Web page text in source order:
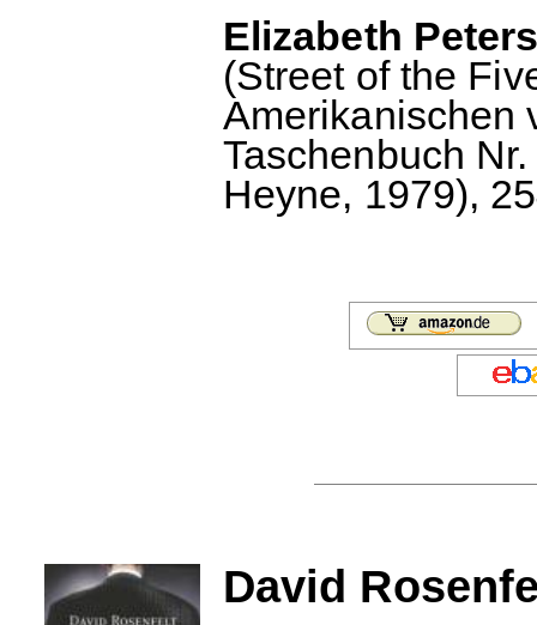
Elizabeth
(Street of the
Amerikanischen
Taschenbuch
Heyne, 1979),
David